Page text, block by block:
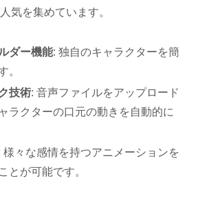
気を集めています。
ダー機能: 独自のキャラクターを簡
。
技術: 音声ファイルをアップロード
ラクターの口元の動きを自動的に
様々な感情を持つアニメーションを
とが可能です。